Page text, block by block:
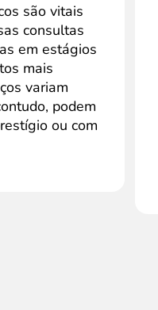
são vitais
consultas
em estágios
mais
variam
podem
ou com